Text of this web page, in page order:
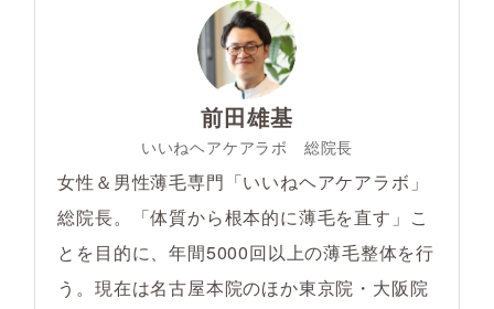
前田雄基
いいねヘアケアラボ 総院長
女性＆男性薄毛専門「いいねヘアケアラボ」
総院長。「体質から根本的に薄毛を直す」こ
とを目的に、年間5000回以上の薄毛整体を行
う。現在は名古屋本院のほか東京院・大阪院